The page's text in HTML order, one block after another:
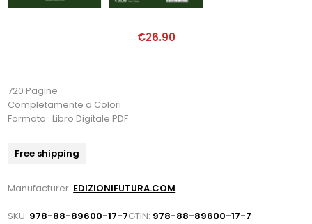
€26.90
720 Pagine
Completamente a Colori
Formato : Libro Digitale PDF
Free shipping
Manufacturer: EDIZIONIFUTURA.COM
SKU: 978-88-89600-17-7GTIN: 978-88-89600-17-7